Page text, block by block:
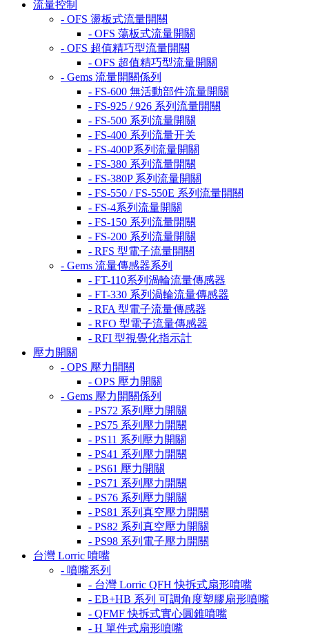
流量控制
- OFS 盪板式流量開關
- OFS 蕩板式流量開關
- OFS 超值精巧型流量開關
- OFS 超值精巧型流量開關
- Gems 流量開關係列
- FS-600 無活動部件流量開關
- FS-925 / 926 系列流量開關
- FS-500 系列流量開關
- FS-400 系列流量开关
- FS-400P系列流量開關
- FS-380 系列流量開關
- FS-380P 系列流量開關
- FS-550 / FS-550E 系列流量開關
- FS-4系列流量開關
- FS-150 系列流量開關
- FS-200 系列流量開關
- RFS 型電子流量開關
- Gems 流量傳感器系列
- FT-110系列渦輪流量傳感器
- FT-330 系列渦輪流量傳感器
- RFA 型電子流量傳感器
- RFO 型電子流量傳感器
- RFI 型視覺化指示計
壓力開關
- OPS 壓力開關
- OPS 壓力開關
- Gems 壓力開關係列
- PS72 系列壓力開關
- PS75 系列壓力開關
- PS11 系列壓力開關
- PS41 系列壓力開關
- PS61 壓力開關
- PS71 系列壓力開關
- PS76 系列壓力開關
- PS81 系列真空壓力開關
- PS82 系列真空壓力開關
- PS98 系列電子壓力開關
台灣 Lorric 噴嘴
- 噴嘴系列
- 台灣 Lorric QFH 快拆式扇形噴嘴
- EB+HB 系列 可調角度塑膠扇形噴嘴
- QFMF 快拆式實心圓錐噴嘴
- H 單件式扇形噴嘴